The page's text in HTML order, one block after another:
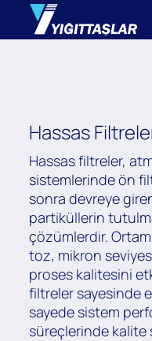
Hassas
Hassas filtreler,
sistemlerinde ön
sonra devreye
partiküllerin
çözümlerdir.
toz, mikron
proses kalitesini
filtreler sayesinde
sayede sistem
süreçlerinde kalite